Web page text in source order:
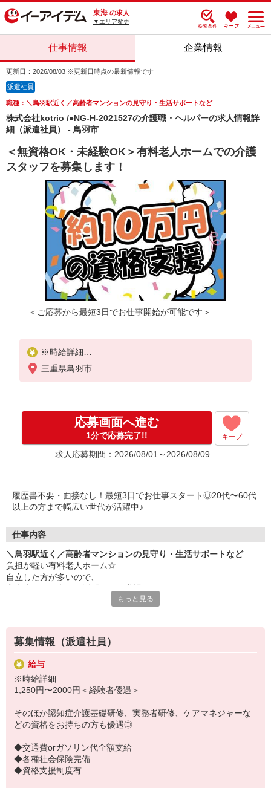
東海 の求人
▼エリア変更
仕事情報 企業情報
更新日：2026/08/03 ※更新日時点の最新情報です
派遣社員
職種：＼鳥羽駅近く／高齢者マンションの見守り・生活サポートなど
株式会社kotrio /●NG-H-2021527の介護職・ヘルパーの求人情報詳
細（派遣社員） - 鳥羽市
＜無資格OK・未経験OK＞有料老人ホームでの介護
スタッフを募集します！
＜ご応募から最短3日でお仕事開始が可能です＞
※時給詳細
1,250円〜2000円＜経験者優遇＞
◆交通費orガソリン代全額支給
◆各種社会保険完備
◆資格支援制度有
急な出費にあんしんの制度です。
スマホからかんたんに申請が出来ます！
三重県鳥羽市
応募画面へ進む
1分で応募完了!! キープ
求人応募期間：2026/08/01～2026/08/09
履歴書不要・面接なし！最短3日でお仕事スタート◎20代〜60代
以上の方まで幅広い世代が活躍中♪
仕事内容
＼鳥羽駅近く／高齢者マンションの見守り・生活サポートなど
負担が軽い有料老人ホーム☆
自立した方が多いので、
■生活上できない事の介助
■軽作業の見守り
■レクリエーション／企画
■入力作業などの事務
をお願いします。
手厚いサポートで家庭的な職場☆
シフト希望の自由度高めです☆
もっと見る
募集情報（派遣社員）
給与
※時給詳細
1,250円〜2000円＜経験者優遇＞
そのほか認知症介護基礎研修、実務者研修、ケアマネジャーな
どの資格をお持ちの方も優遇◎
◆交通費orガソリン代全額支給
◆各種社会保険完備
◆資格支援制度有